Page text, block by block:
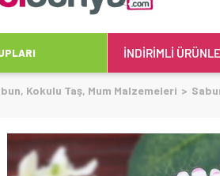
İNDİRİMLİ
Kokulu Taş, Mum Malzemeleri